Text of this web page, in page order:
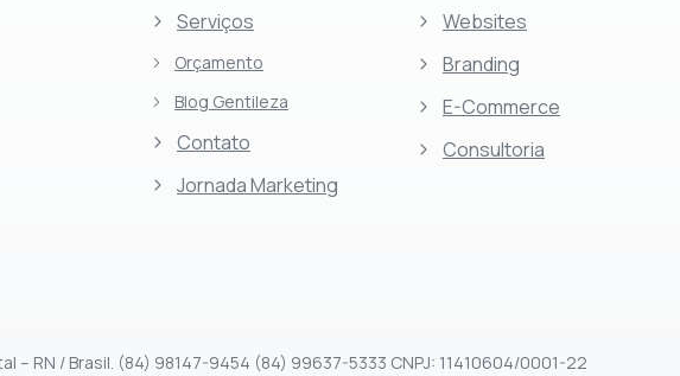
Serviços
Orçamento
Blog Gentileza
Contato
Jornada Marketing
Websites
Branding
E-Commerce
Consultoria
RN / Brasil. (84) 98147-9454 (84) 99637-5333 CNPJ: 11410604/0001-22